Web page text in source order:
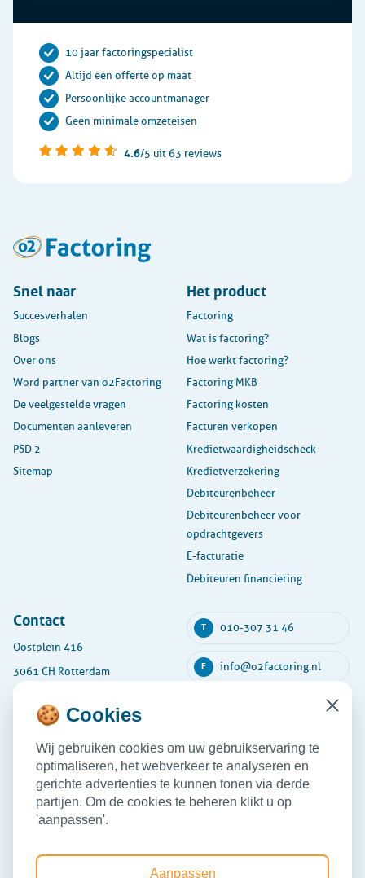
10 jaar factoringspecialist
Altijd een offerte op maat
Persoonlijke accountmanager
Geen minimale omzeteisen
4.6/5 uit 63 reviews
Snel naar
Succesverhalen
Blogs
Over ons
Word partner van o2Factoring
De veelgestelde vragen
Documenten aanleveren
PSD 2
Sitemap
Het product
Factoring
Wat is factoring?
Hoe werkt factoring?
Factoring MKB
Factoring kosten
Facturen verkopen
Kredietwaardigheidscheck
Kredietverzekering
Debiteurenbeheer
Debiteurenbeheer voor
opdrachtgevers
E-facturatie
Debiteuren financiering
Contact
Oostplein 416
3061 CH Rotterdam
Maandag
08:30 - 17:30
Dinsdag
08:30 - 17:30
Woensdag 08:30 - 17:30
Donderdag 08:30 - 17:30
T 010-307 31 46
E info@o2factoring.nl
🍪 Cookies
Wij gebruiken cookies om uw gebruikservaring te
optimaliseren, het webverkeer te analyseren en
gerichte advertenties te kunnen tonen via derde
partijen. Om de cookies te beheren klikt u op
'aanpassen'.
Close
Aanpassen